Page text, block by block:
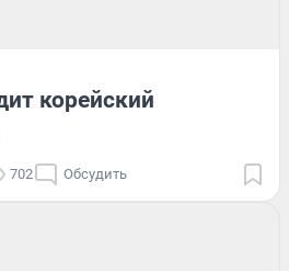
корейский
702 Обсудить